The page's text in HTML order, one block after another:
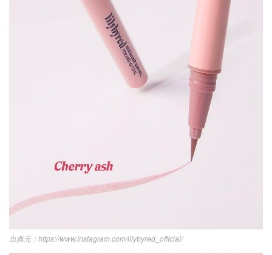
https://www.instagram.com/lilybyred_official/